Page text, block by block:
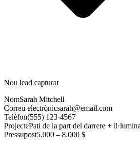
Nou lead capturat
NomSarah Mitchell
Correu electrònicsarah@email.com
Telèfon(555) 123-4567
ProjectePati de la part del darrere +
Pressupost5.000 – 8.000 $